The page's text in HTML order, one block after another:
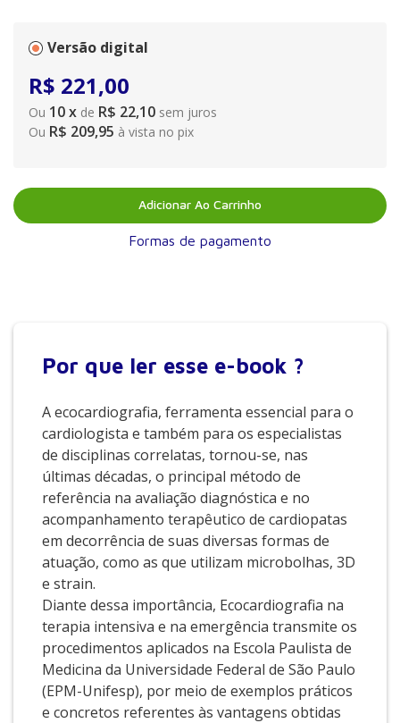
referentes às vantagens obtidas pela utilização rápida e
imediata desse tipo de exame, que requer o conhecimento de
inúmeros conceitos e cuidados específicos.
Versão digital
R$ 221,00
Ou 10x de R$ 22,10 sem juros
Ou R$ 209,95 à vista no pix
Adicionar Ao Carrinho
Formas de pagamento
Por que ler esse e-book ?
A ecocardiografia, ferramenta essencial para o
cardiologista e também para os especialistas
de disciplinas correlatas, tornou-se, nas
últimas décadas, o principal método de
referência na avaliação diagnóstica e no
acompanhamento terapêutico de cardiopatas
em decorrência de suas diversas formas de
atuação, como as que utilizam microbolhas, 3D
e strain.
Diante dessa importância, Ecocardiografia na
terapia intensiva e na emergência transmite os
procedimentos aplicados na Escola Paulista de
Medicina da Universidade Federal de São Paulo
(EPM-Unifesp), por meio de exemplos práticos
e concretos referentes às vantagens obtidas